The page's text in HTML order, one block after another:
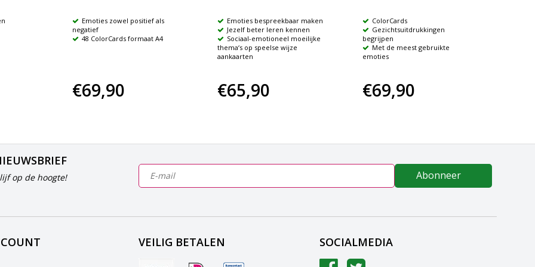
Emoties zowel positief als
negatief
48 ColorCards formaat A4
€69,90
Emoties bespreekbaar maken
Jezelf beter leren kennen
Sociaal-emotioneel moeilijke
thema‘s op speelse wijze
aankaarten
€65,90
ColorCards
Gezichtsuitdrukkingen
begrijpen
Met de meest gebruikte
emoties
€69,90
op de hoogte! Abonneer
VEILIG BETALEN SOCIALMEDIA